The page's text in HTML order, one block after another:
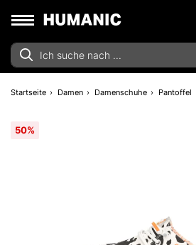
Startseite Damen Damenschuhe Pantoffel
50%